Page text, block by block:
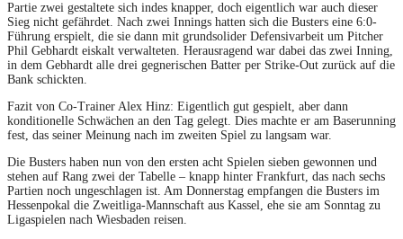
Partie zwei gestaltete sich indes knapper, doch eigentlich war auch dieser
Sieg nicht gefährdet. Nach zwei Innings hatten sich die Busters eine 6:0-
Führung erspielt, die sie dann mit grundsolider Defensivarbeit um Pitcher
Phil Gebhardt eiskalt verwalteten. Herausragend war dabei das zwei Inning,
in dem Gebhardt alle drei gegnerischen Batter per Strike-Out zurück auf die
Bank schickten.
Fazit von Co-Trainer Alex Hinz: Eigentlich gut gespielt, aber dann
konditionelle Schwächen an den Tag gelegt. Dies machte er am Baserunning
fest, das seiner Meinung nach im zweiten Spiel zu langsam war.
Die Busters haben nun von den ersten acht Spielen sieben gewonnen und
stehen auf Rang zwei der Tabelle – knapp hinter Frankfurt, das nach sechs
Partien noch ungeschlagen ist. Am Donnerstag empfangen die Busters im
Hessenpokal die Zweitliga-Mannschaft aus Kassel, ehe sie am Sonntag zu
Ligaspielen nach Wiesbaden reisen.